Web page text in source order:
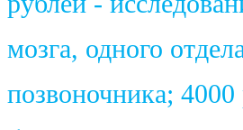
мозга, одного
позвоночника; 4000